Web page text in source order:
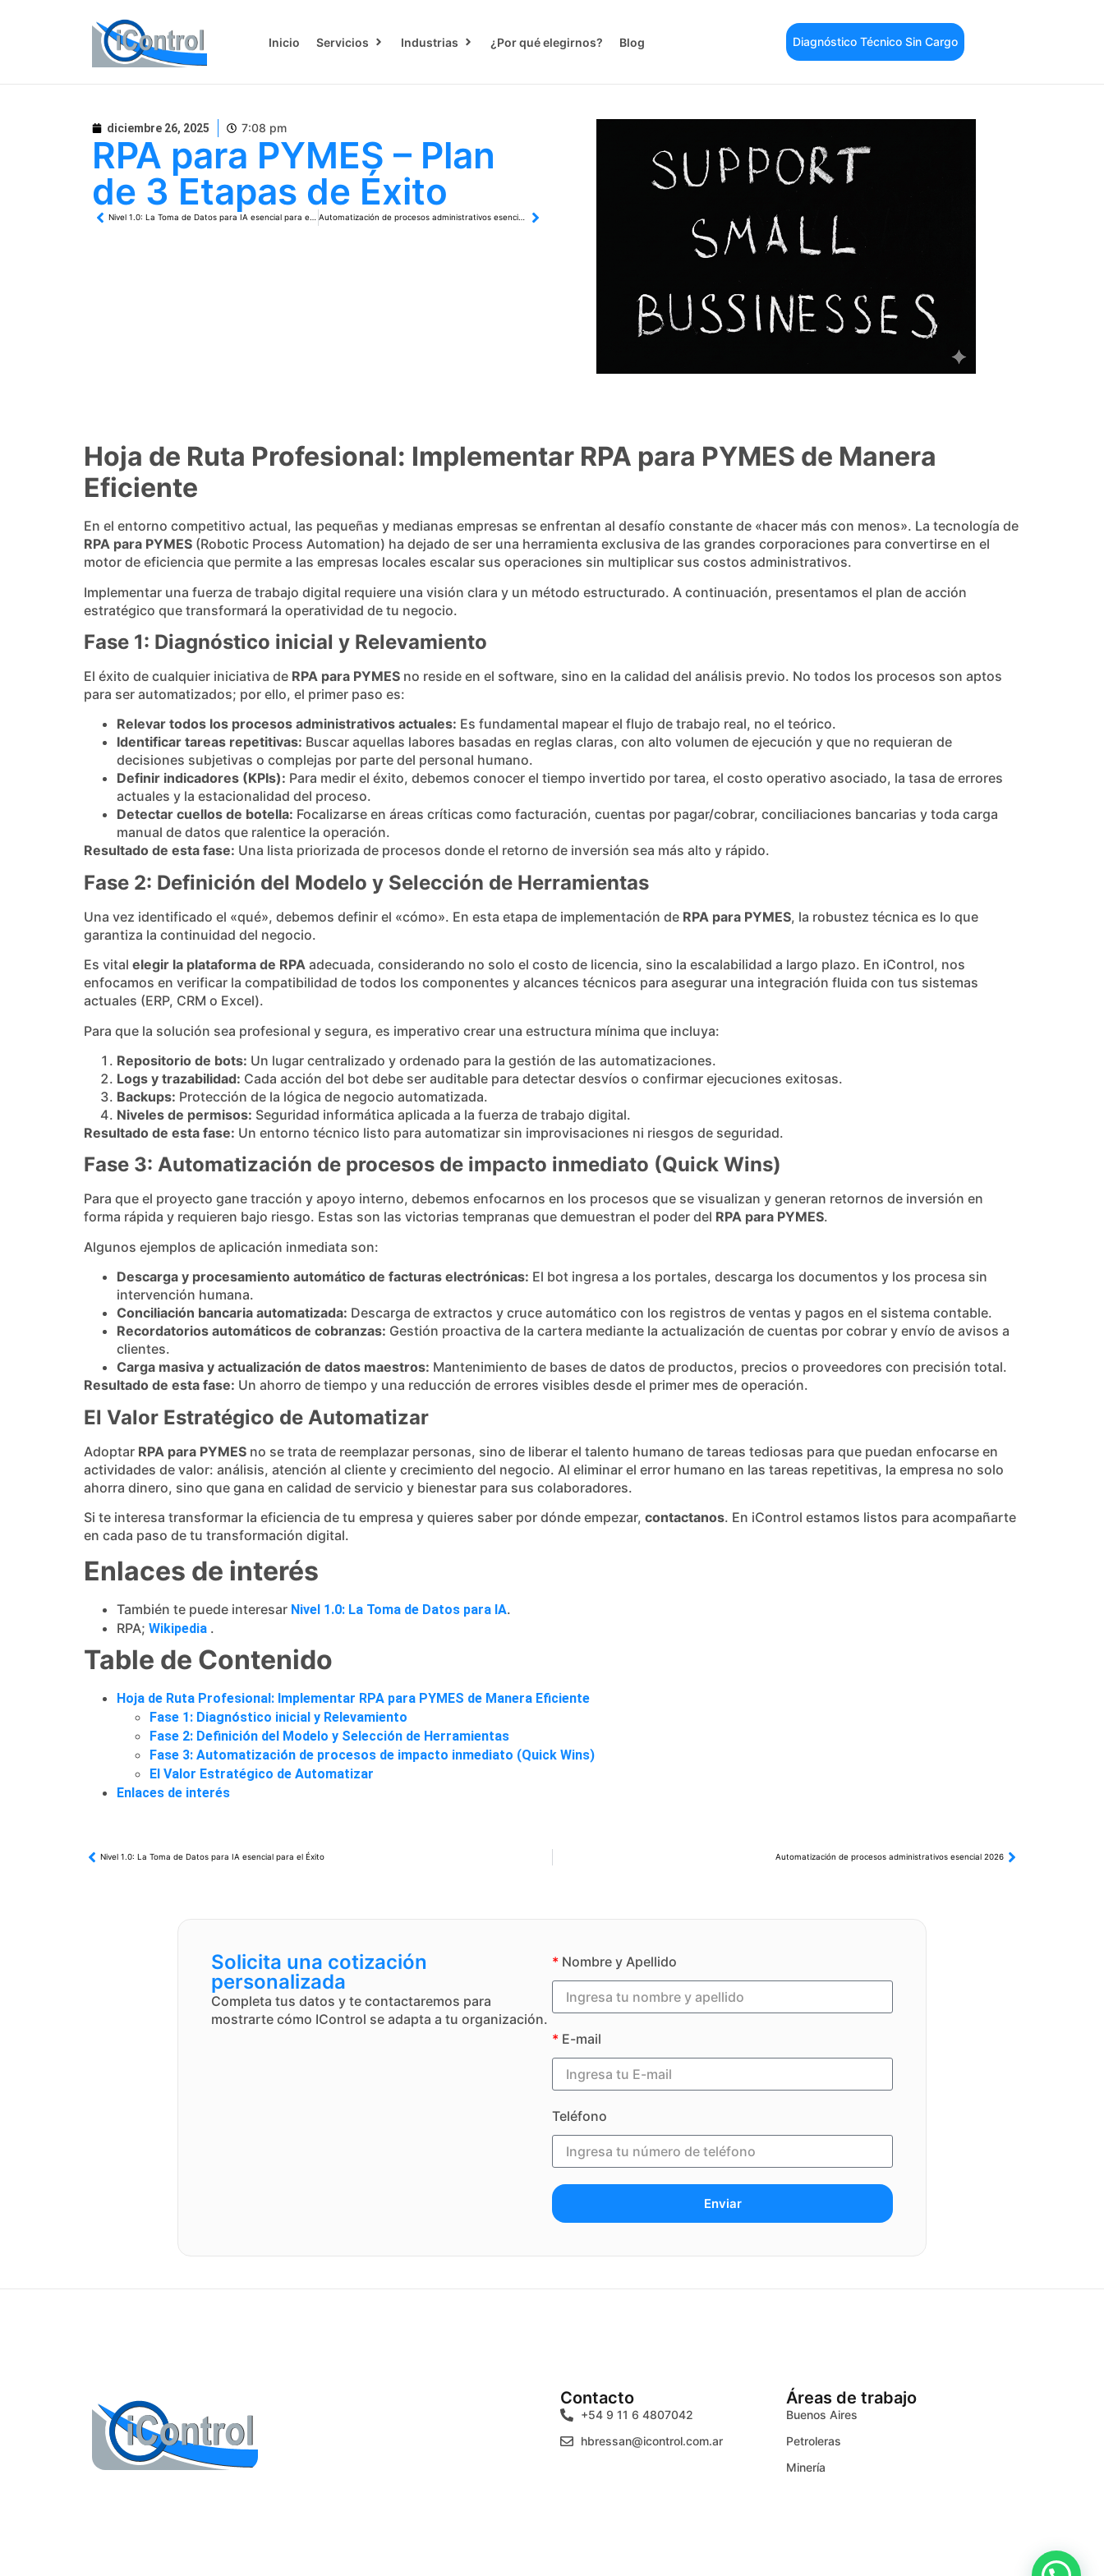
Inicio Servicios Industrias ¿Por qué elegirnos? Blog Diagnóstico Técnico Sin Cargo
diciembre 26, 2025 7:08 pm
RPA para PYMES – Plan
de 3 Etapas de Éxito
Nivel 1.0: La Toma de Datos para IA esencial para el Éxito Automatización de procesos administrativos esencial 2026
Hoja de Ruta Profesional: Implementar RPA para PYMES de Manera
Eficiente
En el entorno competitivo actual, las pequeñas y medianas empresas se enfrentan al desafío constante de «hacer más con menos». La tecnología de
RPA para PYMES (Robotic Process Automation) ha dejado de ser una herramienta exclusiva de las grandes corporaciones para convertirse en el
motor de eficiencia que permite a las empresas locales escalar sus operaciones sin multiplicar sus costos administrativos.
Implementar una fuerza de trabajo digital requiere una visión clara y un método estructurado. A continuación, presentamos el plan de acción
estratégico que transformará la operatividad de tu negocio.
Fase 1: Diagnóstico inicial y Relevamiento
El éxito de cualquier iniciativa de RPA para PYMES no reside en el software, sino en la calidad del análisis previo. No todos los procesos son aptos
para ser automatizados; por ello, el primer paso es:
Relevar todos los procesos administrativos actuales: Es fundamental mapear el flujo de trabajo real, no el teórico.
Identificar tareas repetitivas: Buscar aquellas labores basadas en reglas claras, con alto volumen de ejecución y que no requieran de
decisiones subjetivas o complejas por parte del personal humano.
Definir indicadores (KPIs): Para medir el éxito, debemos conocer el tiempo invertido por tarea, el costo operativo asociado, la tasa de errores
actuales y la estacionalidad del proceso.
Detectar cuellos de botella: Focalizarse en áreas críticas como facturación, cuentas por pagar/cobrar, conciliaciones bancarias y toda carga
manual de datos que ralentice la operación.
Resultado de esta fase: Una lista priorizada de procesos donde el retorno de inversión sea más alto y rápido.
Fase 2: Definición del Modelo y Selección de Herramientas
Una vez identificado el «qué», debemos definir el «cómo». En esta etapa de implementación de RPA para PYMES, la robustez técnica es lo que
garantiza la continuidad del negocio.
Es vital elegir la plataforma de RPA adecuada, considerando no solo el costo de licencia, sino la escalabilidad a largo plazo. En iControl, nos
enfocamos en verificar la compatibilidad de todos los componentes y alcances técnicos para asegurar una integración fluida con tus sistemas
actuales (ERP, CRM o Excel).
Para que la solución sea profesional y segura, es imperativo crear una estructura mínima que incluya:
Repositorio de bots: Un lugar centralizado y ordenado para la gestión de las automatizaciones.
Logs y trazabilidad: Cada acción del bot debe ser auditable para detectar desvíos o confirmar ejecuciones exitosas.
Backups: Protección de la lógica de negocio automatizada.
Niveles de permisos: Seguridad informática aplicada a la fuerza de trabajo digital.
Resultado de esta fase: Un entorno técnico listo para automatizar sin improvisaciones ni riesgos de seguridad.
Fase 3: Automatización de procesos de impacto inmediato (Quick Wins)
Para que el proyecto gane tracción y apoyo interno, debemos enfocarnos en los procesos que se visualizan y generan retornos de inversión en
forma rápida y requieren bajo riesgo. Estas son las victorias tempranas que demuestran el poder del RPA para PYMES.
Algunos ejemplos de aplicación inmediata son:
Descarga y procesamiento automático de facturas electrónicas: El bot ingresa a los portales, descarga los documentos y los procesa sin
intervención humana.
Conciliación bancaria automatizada: Descarga de extractos y cruce automático con los registros de ventas y pagos en el sistema contable.
Recordatorios automáticos de cobranzas: Gestión proactiva de la cartera mediante la actualización de cuentas por cobrar y envío de avisos a
clientes.
Carga masiva y actualización de datos maestros: Mantenimiento de bases de datos de productos, precios o proveedores con precisión total.
Resultado de esta fase: Un ahorro de tiempo y una reducción de errores visibles desde el primer mes de operación.
El Valor Estratégico de Automatizar
Adoptar RPA para PYMES no se trata de reemplazar personas, sino de liberar el talento humano de tareas tediosas para que puedan enfocarse en
actividades de valor: análisis, atención al cliente y crecimiento del negocio. Al eliminar el error humano en las tareas repetitivas, la empresa no solo
ahorra dinero, sino que gana en calidad de servicio y bienestar para sus colaboradores.
Si te interesa transformar la eficiencia de tu empresa y quieres saber por dónde empezar, contactanos. En iControl estamos listos para acompañarte
en cada paso de tu transformación digital.
Enlaces de interés
También te puede interesar Nivel 1.0: La Toma de Datos para IA.
RPA; Wikipedia .
Table de Contenido
Hoja de Ruta Profesional: Implementar RPA para PYMES de Manera Eficiente
Fase 1: Diagnóstico inicial y Relevamiento
Fase 2: Definición del Modelo y Selección de Herramientas
Fase 3: Automatización de procesos de impacto inmediato (Quick Wins)
El Valor Estratégico de Automatizar
Enlaces de interés
Nivel 1.0: La Toma de Datos para IA esencial para el Éxito Automatización de procesos administrativos esencial 2026
Solicita una cotización
personalizada
Completa tus datos y te contactaremos para
mostrarte cómo IControl se adapta a tu organización.
* Nombre y Apellido
* E-mail
Teléfono
Enviar
Contacto
+54 9 11 6 4807042
hbressan@icontrol.com.ar
Áreas de trabajo
Buenos Aires
Petroleras
Minería